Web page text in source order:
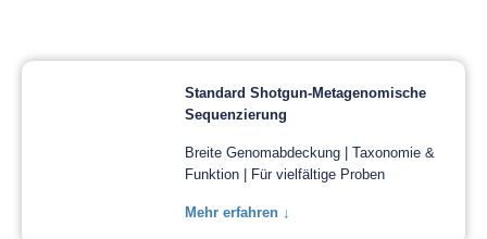
Standard Shotgun-Metagenomische
Sequenzierung
Breite Genomabdeckung | Taxonomie &
Funktion | Für vielfältige Proben
Mehr erfahren ↓